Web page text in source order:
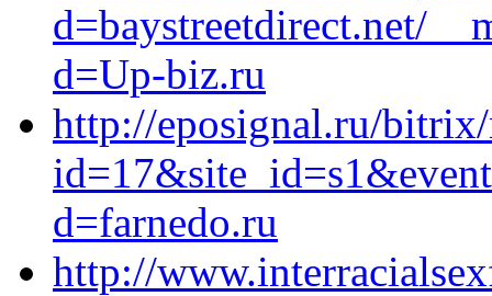
d=baystreetdirect.net/
d=Up-biz.ru
http://eposignal.ru/
d=farnedo.ru
http://